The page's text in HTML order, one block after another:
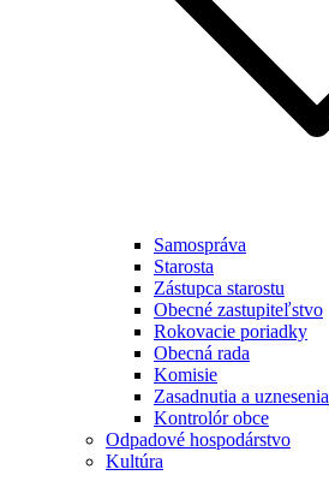
Samospráva
Starosta
Zástupca starostu
Obecné zastupiteľstvo
Rokovacie poriadky
Obecná rada
Komisie
Zasadnutia a uznesenia
Kontrolór obce
Odpadové hospodárstvo
Kultúra